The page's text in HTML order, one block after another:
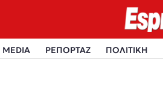
MEDIA ΡΕΠΟΡΤΑΖ ΠΟΛΙΤΙΚΗ